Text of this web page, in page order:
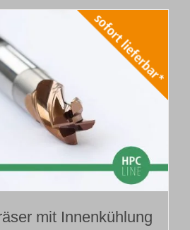
mit Innenkühlung